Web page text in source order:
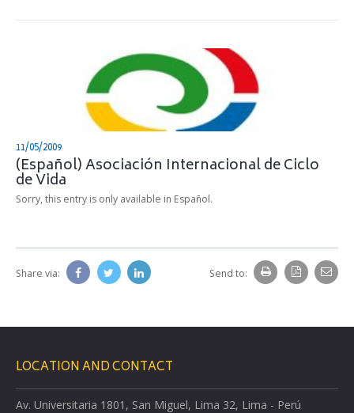
11/05/2009
(Español) Asociación Internacional de Ciclo
de Vida
Sorry, this entry is only available in Español.
Share via: Send to:
LOCATION AND CONTACT
Av. Universitaria 1801, San Miguel, Lima 32, Lima - Perú